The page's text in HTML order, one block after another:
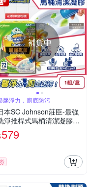
補貨中
馨淨力，廁底防污
本SC Johnson莊臣-最強
淨推桿式馬桶清潔凝膠38
g+推桿1支/盒(馬桶去尿漬消
潔廁香氛,鑽石型防污凝凍
579
券